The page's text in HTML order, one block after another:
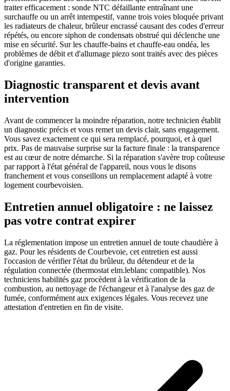
traiter efficacement : sonde NTC défaillante entraînant une
surchauffe ou un arrêt intempestif, vanne trois voies bloquée privant
les radiateurs de chaleur, brûleur encrassé causant des codes d'erreur
répétés, ou encore siphon de condensats obstrué qui déclenche une
mise en sécurité. Sur les chauffe-bains et chauffe-eau ondéa, les
problèmes de débit et d'allumage piezo sont traités avec des pièces
d'origine garanties.
Diagnostic transparent et devis avant
intervention
Avant de commencer la moindre réparation, notre technicien établit
un diagnostic précis et vous remet un devis clair, sans engagement.
Vous savez exactement ce qui sera remplacé, pourquoi, et à quel
prix. Pas de mauvaise surprise sur la facture finale : la transparence
est au cœur de notre démarche. Si la réparation s'avère trop coûteuse
par rapport à l'état général de l'appareil, nous vous le disons
franchement et vous conseillons un remplacement adapté à votre
logement courbevoisien.
Entretien annuel obligatoire : ne laissez
pas votre contrat expirer
La réglementation impose un entretien annuel de toute chaudière à
gaz. Pour les résidents de Courbevoie, cet entretien est aussi
l'occasion de vérifier l'état du brûleur, du détendeur et de la
régulation connectée (thermostat elm.leblanc compatible). Nos
techniciens habilités gaz procèdent à la vérification de la
combustion, au nettoyage de l'échangeur et à l'analyse des gaz de
fumée, conformément aux exigences légales. Vous recevez une
attestation d'entretien en fin de visite.